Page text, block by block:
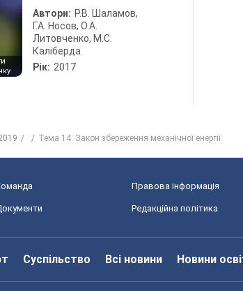
Автори: Р.В. Шаламов,
Г.А. Носов, О.А.
Литовченко, М.С.
Каліберда
Рік: 2017
Тема 14. Закон збереження механічної енергії
Правова інформація
Редакційна політика
Суспільство Всі новини Новини